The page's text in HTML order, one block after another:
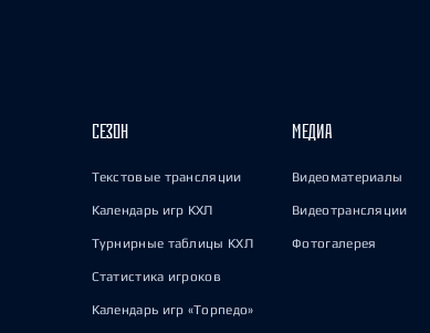
СЕЗОН
Текстовые трансляции
Календарь игр КХЛ
Турнирные таблицы КХЛ
Статистика игроков
Календарь игр «Торпедо»
МЕДИА
Видеоматериалы
Видеотрансляции
Фотогалерея